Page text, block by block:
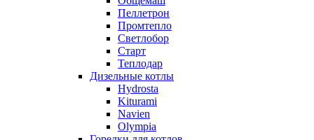
Пеллетрон
Промтепло
Светлобор
Старт
Теплодар
Дизельные котлы
Hydrosta
Kiturami
Navien
Olympia